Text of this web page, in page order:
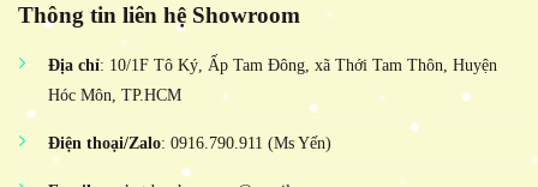
Thông tin liên hệ Showroom
Địa chỉ: 10/1F Tô Ký, Ấp Tam Đông, xã Thới Tam Thôn, Huyện
Hóc Môn, TP.HCM
Điện thoại/Zalo: 0916.790.911 (Ms Yến)